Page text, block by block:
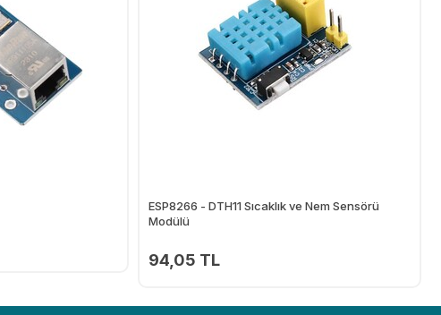
ESP8266 - DTH11 Sıcaklık ve Nem Sensörü
Modülü
94,05 TL